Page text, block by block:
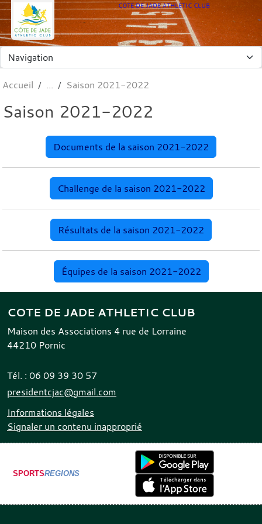
COTE DE JADE ATHLETIC CLUB
Accueil Saison 2021-2022
Saison 2021-2022
Documents de la saison 2021-2022
Challenge de la saison 2021-2022
Résultats de la saison 2021-2022
Équipes de la saison 2021-2022
COTE DE JADE ATHLETIC CLUB
Maison des Associations 4 rue de Lorraine
44210 Pornic
Tél. : 06 09 39 30 57
presidentcjac@gmail.com
Informations légales
Signaler un contenu inapproprié
SPORTSREGIONS
Panneau de gestion des cookies